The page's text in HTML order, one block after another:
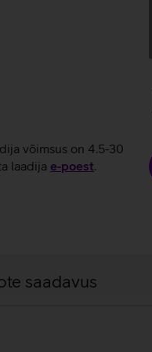
võimsus on 4.5-30
laadija e‑poest.
saadavus